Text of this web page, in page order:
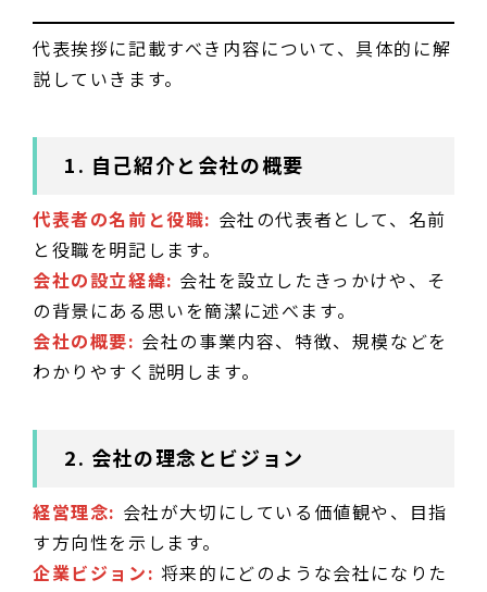
代表挨拶に記載すべき内容について、具体的に解
説していきます。
1. 自己紹介と会社の概要
代表者の名前と役職: 会社の代表者として、名前
と役職を明記します。
会社の設立経緯: 会社を設立したきっかけや、そ
の背景にある思いを簡潔に述べます。
会社の概要: 会社の事業内容、特徴、規模などを
わかりやすく説明します。
2. 会社の理念とビジョン
経営理念: 会社が大切にしている価値観や、目指
す方向性を示します。
企業ビジョン: 将来的にどのような会社になりた